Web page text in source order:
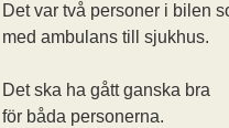
Det var två personer i bilen
med ambulans till sjukhus.
Det ska ha gått ganska bra
för båda personerna.